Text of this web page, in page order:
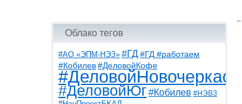
Облако тегов
#АО «ЭПМ-НЭЗ» #ГД #ГД #работаем
#Кобилев #ДеловойКофе
#ДеловойНовочеркасск
#ДеловойЮг#Кобилев #НЭВЗ
←